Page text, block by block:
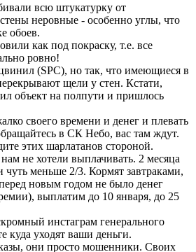
всю штукатурку от
неровные - особенно углы, что
обоев.
как под покраску, т.е. все
ровно!
(SPC), но так, что имеющиеся в
щели у стен. Кстати,
объект на полпути и пришлось
своего времени и денег и плевать
в СК Небо, вас там ждут.
этих шарлатанов стороной.
не хотели выплачивать. 2 месяца
меньше 2/3. Кормят завтраками,
новым годом не было денег
выплатим до 10 января, до 25
инстаграм генерального
куда уходят ваши деньги.
они просто мошенники. Своих